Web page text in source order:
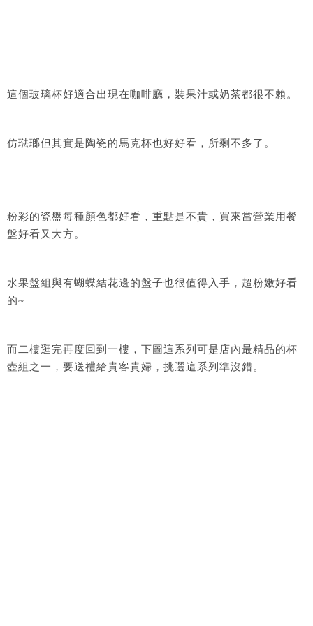
這個玻璃杯好適合出現在咖啡廳，裝果汁或奶茶都很不賴。
仿琺瑯但其實是陶瓷的馬克杯也好好看，所剩不多了。
粉彩的瓷盤每種顏色都好看，重點是不貴，買來當營業用餐
盤好看又大方。
水果盤組與有蝴蝶結花邊的盤子也很值得入手，超粉嫩好看
的~
而二樓逛完再度回到一樓，下圖這系列可是店內最精品的杯
壺組之一，要送禮給貴客貴婦，挑選這系列準沒錯。